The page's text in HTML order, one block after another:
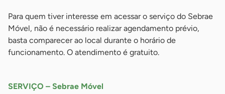
Para quem tiver interesse em acessar o serviço do Sebrae
Móvel, não é necessário realizar agendamento prévio,
basta comparecer ao local durante o horário de
funcionamento. O atendimento é gratuito.
SERVIÇO – Sebrae Móvel